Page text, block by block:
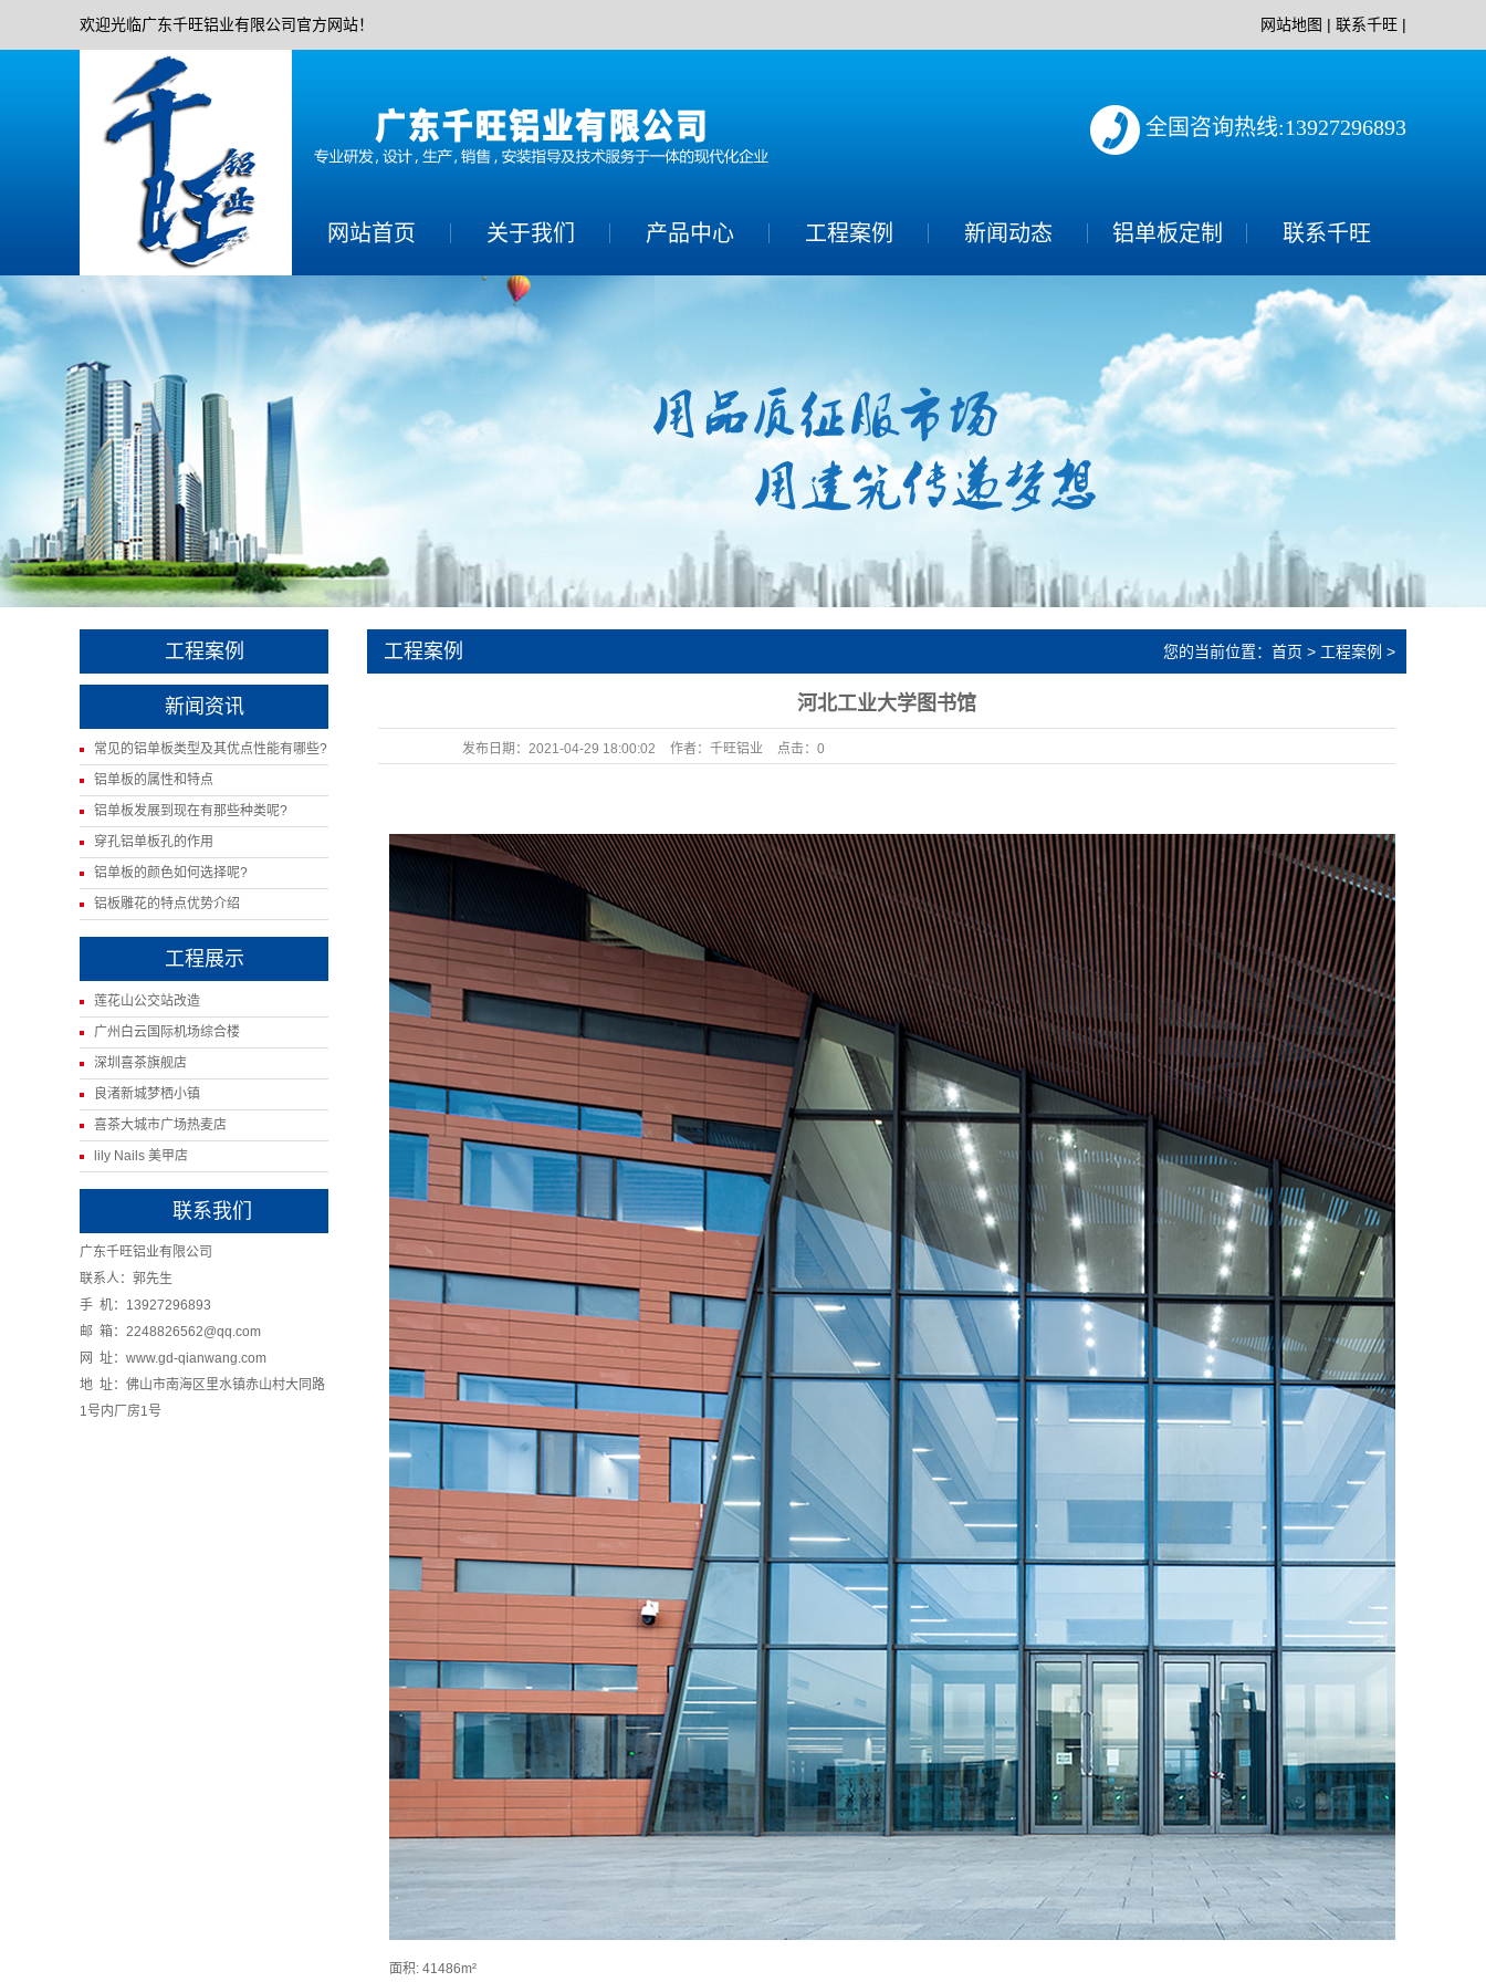
欢迎光临广东千旺铝业有限公司官方网站！ 网站地图 | 联系千旺 |
全国咨询热线:13927296893
网站首页 关于我们
产品中心
铝单板系列
蜂窝铝板系列
铝合金空调罩系
工程案例
新闻动态
公司新闻
铝单板定制 联系千旺
工程案例
新闻资讯
常见的铝单板类型及其优点性能有哪些?
铝单板的属性和特点
铝单板发展到现在有那些种类呢?
穿孔铝单板孔的作用
铝单板的颜色如何选择呢?
铝板雕花的特点优势介绍
工程展示
莲花山公交站改造
广州白云国际机场综合楼
深圳喜茶旗舰店
良渚新城梦栖小镇
喜茶大城市广场热麦店
lily Nails 美甲店
联系我们
广东千旺铝业有限公司
联系人：郭先生
手 机：13927296893
邮 箱：2248826562@qq.com
网 址：www.gd-qianwang.com
地 址：佛山市南海区里水镇赤山村大同路
1号内厂房1号
工程案例 您的当前位置： 首页 > 工程案例 >
河北工业大学图书馆
发布日期： 2021-04-29 18:00:02 作者： 千旺铝业 点击： 0
面积: 41486m²